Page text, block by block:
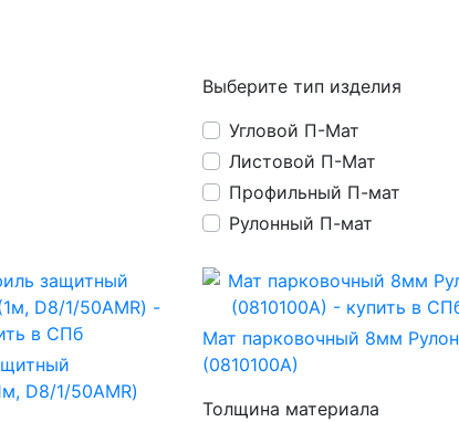
Выберите тип изделия
Угловой П-Мат
Листовой П-Мат
Профильный П-мат
Рулонный П-мат
D8/1/50AMR)
Мат парковочный 8мм Рулон
(0810100А)
Толщина материала